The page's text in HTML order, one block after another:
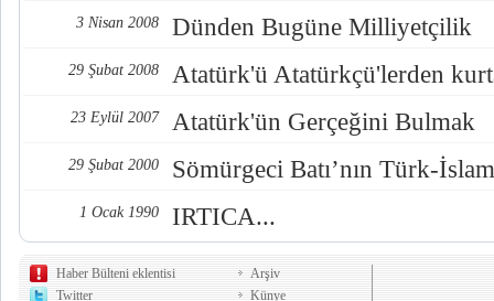
3 Nisan 2008 Dünden Bugüne Milliyetçilik
29 Şubat 2008 Atatürk'ü Atatürkçü'lerden
23 Eylül 2007 Atatürk'ün Gerçeğini Bulmak
29 Şubat 2000 Sömürgeci Batı’nın Türk-
1 Ocak 1990 IRTICA...
Haber Bülteni eklentisi
Twitter
Arşiv
Künye